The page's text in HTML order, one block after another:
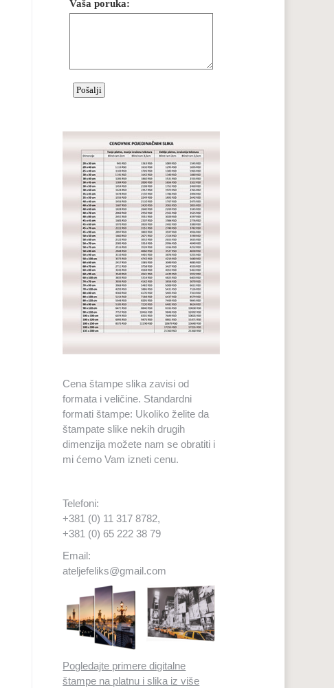
Cena štampe slika zavisi od
formata i veličine. Standardni
formati štampe: Ukoliko želite da
štampate slike nekih drugih
dimenzija možete nam se obratiti i
mi ćemo Vam izneti cenu.
Telefoni:
+381 (0) 11 317 8782,
+381 (0) 65 222 38 79
Email:
ateljefeliks@gmail.com
Pogledajte primere digitalne
štampe na platnu i slika iz više